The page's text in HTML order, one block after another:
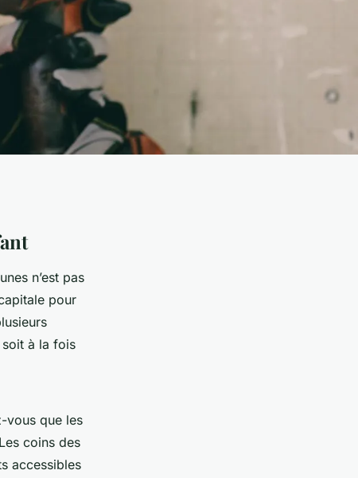
n’est pas
pour
à la fois
vous que les
coins des
accessibles